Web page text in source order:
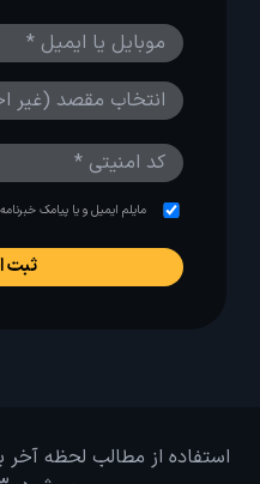
مایلم ایمیل و یا پیامک
استفاده از مطالب لحظه